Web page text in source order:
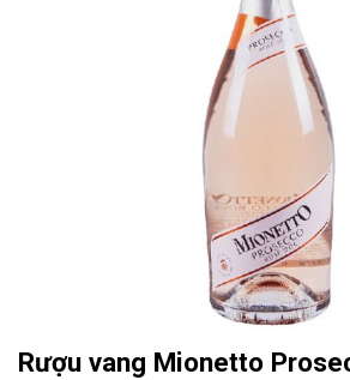
Rượu vang Mionetto